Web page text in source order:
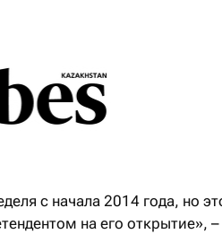
с начала 2014 года, но
на его открытие», –